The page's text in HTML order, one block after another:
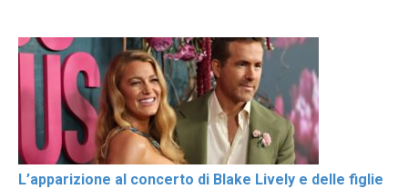
L’apparizione al concerto di Blake Lively e delle figlie